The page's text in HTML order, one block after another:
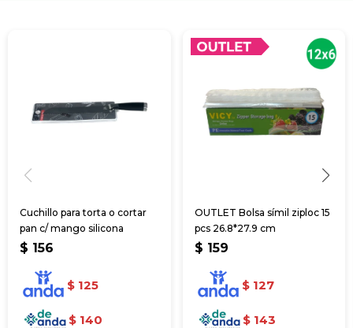
Cuchillo para torta o cortar
pan c/ mango silicona
$ 156
$ 125
$ 140
OUTLET Bolsa símil ziploc 15
pcs 26.8*27.9 cm
$ 159
$ 127
$ 143